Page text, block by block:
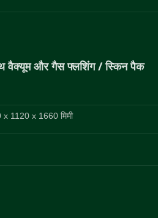
वैक्यूम और गैस फ्लशिंग / स्किन पैक
1120 x 1660 मिमी